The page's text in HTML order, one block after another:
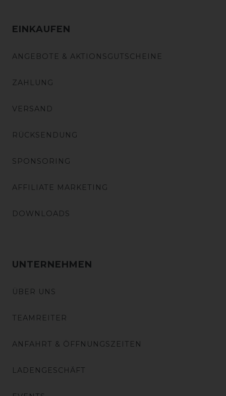
EINKAUFEN
ANGEBOTE & AKTIONSGUTSCHEINE
ZAHLUNG
VERSAND
RÜCKSENDUNG
SPONSORING
AFFILIATE MARKETING
DOWNLOADS
UNTERNEHMEN
ÜBER UNS
TEAMREITER
ANFAHRT & ÖFFNUNGSZEITEN
LADENGESCHÄFT